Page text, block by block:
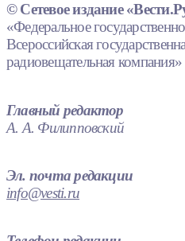
© Сетевое издание
«Федеральное
Всероссийская
радиовещательная
Главный редактор
А. А. Филипповский
Эл. почта редакции
info@vesti.ru